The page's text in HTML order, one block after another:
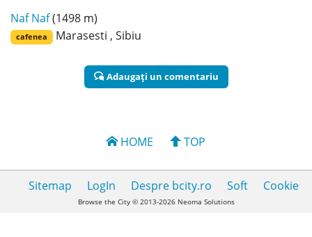
Naf Naf(1498 m)
cafenea Marasesti , Sibiu
Adaugaţi un comentariu
HOME TOP
Sitemap LogIn Despre bcity.ro Soft Cookie
Browse the City © 2013-2026 Neoma Solutions